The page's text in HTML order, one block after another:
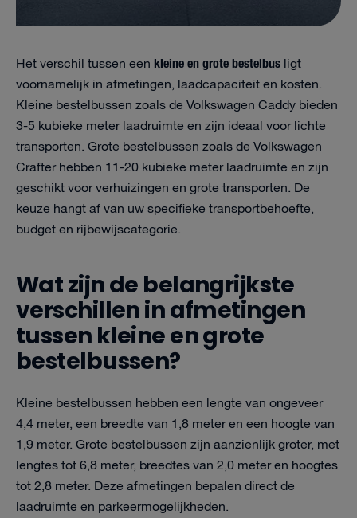
Het verschil tussen een kleine en grote bestelbus ligt
voornamelijk in afmetingen, laadcapaciteit en kosten.
Kleine bestelbussen zoals de Volkswagen Caddy bieden
3-5 kubieke meter laadruimte en zijn ideaal voor lichte
transporten. Grote bestelbussen zoals de Volkswagen
Crafter hebben 11-20 kubieke meter laadruimte en zijn
geschikt voor verhuizingen en grote transporten. De
keuze hangt af van uw specifieke transportbehoefte,
budget en rijbewijscategorie.
Wat zijn de belangrijkste
verschillen in afmetingen
tussen kleine en grote
bestelbussen?
Kleine bestelbussen hebben een lengte van ongeveer
4,4 meter, een breedte van 1,8 meter en een hoogte van
1,9 meter. Grote bestelbussen zijn aanzienlijk groter, met
lengtes tot 6,8 meter, breedtes van 2,0 meter en hoogtes
tot 2,8 meter. Deze afmetingen bepalen direct de
laadruimte en parkeermogelijkheden.